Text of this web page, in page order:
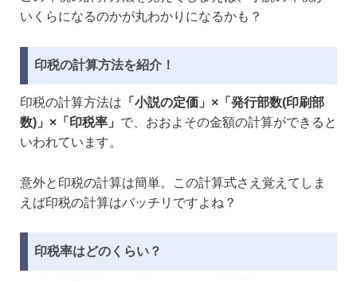
いくらになるのかが丸わかりになるかも？
印税の計算方法を紹介！
印税の計算方法は 「小説の定価」×「発行部数(印刷部
数)」×「印税率」 で、おおよその金額の計算ができると
いわれています。
意外と印税の計算は簡単。この計算式さえ覚えてしま
えば印税の計算はバッチリですよね？
印税率はどのくらい？